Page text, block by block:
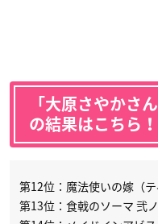
「大原さやかさ
の結果はこちら！
第12位：魔法使いの嫁（
第13位：食戟のソーマ 弐